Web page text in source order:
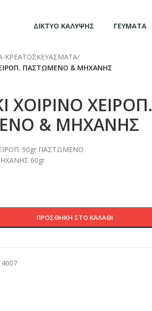
ΔΊΚΤΥΟ ΚΆΛΥΨΗΣ ΓΕΎΜΑΤΑ
ΚΡΕΑΤΟΣΚΕΥΑΣΜΑΤΑ/
ΠΑΣΤΩΜΕΝΟ & ΜΗΧΑΝΗΣ
ΧΟΙΡΙΝΟ ΧΕΙΡΟΠ.
& ΜΗΧΑΝΗΣ
90gr ΠΑΣΤΩΜΕΝΟ
60gr
ΠΡΟΣΘΉΚΗ ΣΤΟ ΚΑΛΆΘΙ
4007